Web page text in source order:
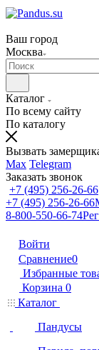
Ваш город
Москва
Каталог
По всему сайту
По каталогу
Вызвать
Max Telegram
Заказать звонок
+7 (495) 256-26-66
+7 (495) 256-26-66
8-800-550-66-74
Войти
Сравнение0
Избранные
Корзина 0
Каталог
Пандусы